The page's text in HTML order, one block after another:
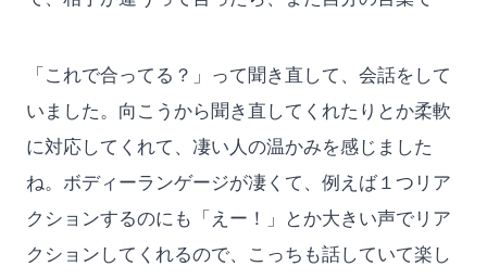
「これで合ってる？」って聞き直して、会話をして
いました。向こうから聞き直してくれたりとか柔軟
に対応してくれて、凄い人の温かみを感じました
ね。ボディーランゲージが凄くて、例えば１つリア
クションするのにも「えー！」とか大きい声でリア
クションしてくれるので、こっちも話していて楽し